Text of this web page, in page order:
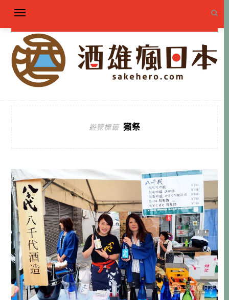
遊覽標籤 獺祭